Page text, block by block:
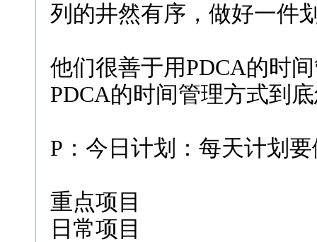
列的井然有序，做好一件
他们很善于用PDCA的时
PDCA的时间管理方式到
P：今日计划：每天计划
重点项目
日常项目